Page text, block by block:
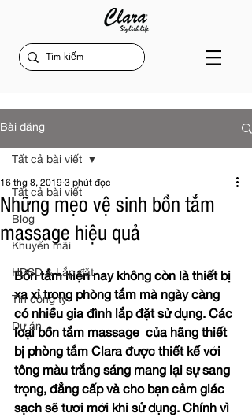
Bài đăng
Tất cả bài viết
Blog
Khuyến mãi
HDSD & Lắp đặt
Tin công ty
Dự án
Tất cả bài viết
Những mẹo vệ sinh bồn tắm
massage hiệu quả
16 thg 8, 2019 3 phút đọc
Bồn tắm hiện nay không còn là thiết bị
xa xỉ trong phòng tắm mà ngày càng
có nhiều gia đình lắp đặt sử dụng. Các
loại bồn tắm massage  của hãng thiết
bị phòng tắm Clara được thiết kế với
tông màu trắng sáng mang lại sự sang
trọng, đẳng cấp và cho bạn cảm giác
sạch sẽ tươi mới khi sử dụng. Chính vì